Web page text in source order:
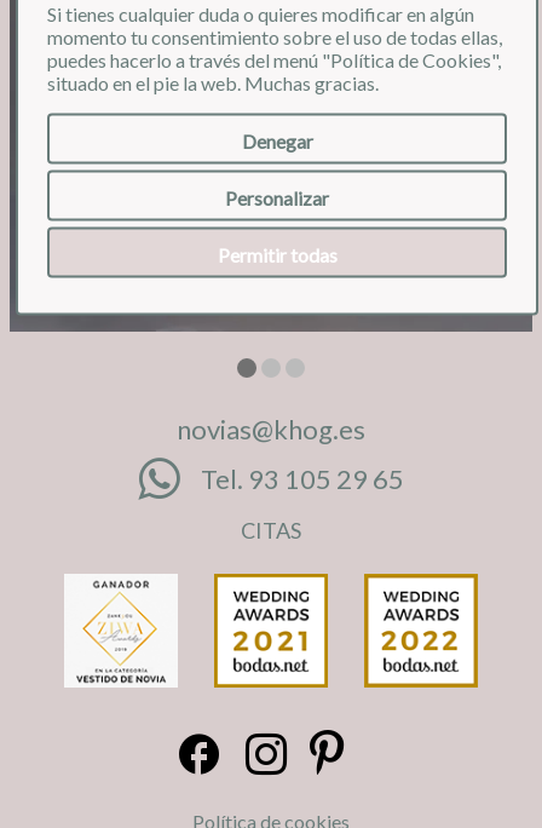
Si tienes cualquier duda o quieres modificar en algún
momento tu consentimiento sobre el uso de todas ellas,
puedes hacerlo a través del menú "Política de Cookies",
situado en el pie la web. Muchas gracias.
Denegar
Personalizar
Permitir todas
novias@khog.es
Tel. 93 105 29 65
CITAS
Política de cookies